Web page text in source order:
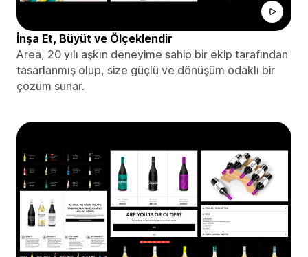
İnşa Et, Büyüt ve Ölçeklendir
Area, 20 yılı aşkın deneyime sahip bir ekip tarafından
tasarlanmış olup, size güçlü ve dönüşüm odaklı bir
çözüm sunar.